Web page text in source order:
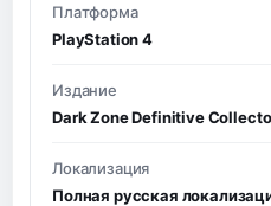
Платформа
PlayStation 4
Издание
Dark Zone Definitive
Локализация
Полная русская